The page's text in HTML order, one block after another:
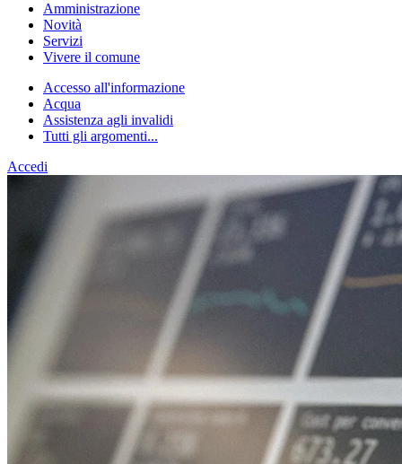
Amministrazione
Novità
Servizi
Vivere il comune
Accesso all'informazione
Acqua
Assistenza agli invalidi
Tutti gli argomenti...
Accedi